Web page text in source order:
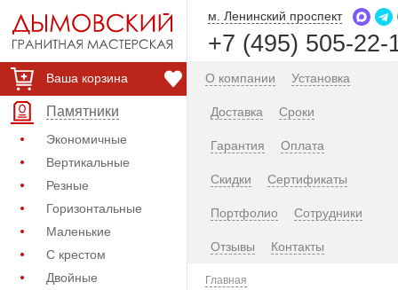
Ваша корзина
Памятники
Экономичные
Вертикальные
Резные
Горизонтальные
Маленькие
С крестом
Двойные
м. Ленинский проспект
+7 (495) 505-22-
О компании Установка
Доставка Сроки
Гарантия Оплата
Скидки Сертификаты
Портфолио Сотрудники
Отзывы Контакты
Главная